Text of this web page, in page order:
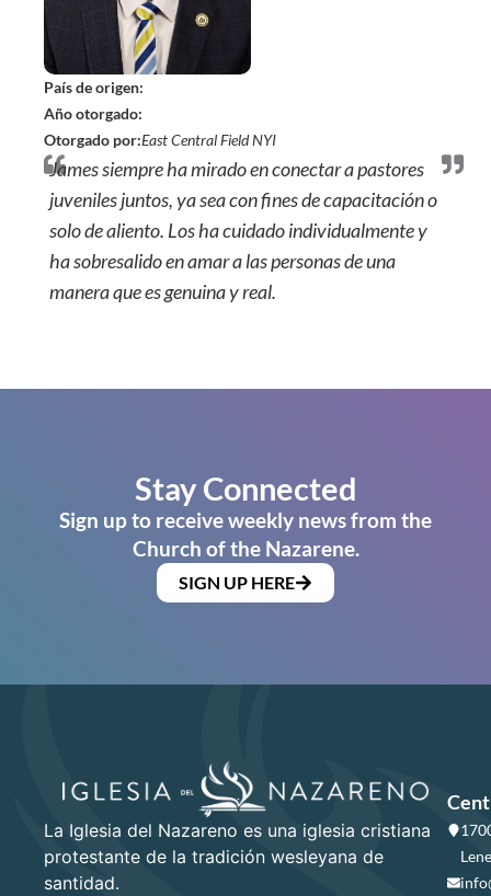
País de origen:
Año otorgado:
Otorgado por:East Central Field NYI
James siempre ha mirado en conectar a pastores
juveniles juntos, ya sea con fines de capacitación o
solo de aliento. Los ha cuidado individualmente y
ha sobresalido en amar a las personas de una
manera que es genuina y real.
Stay Connected
Sign up to receive weekly news from the
Church of the Nazarene.
SIGN UP HERE
La Iglesia del Nazareno es una iglesia cristiana
protestante de la tradición wesleyana de
santidad.